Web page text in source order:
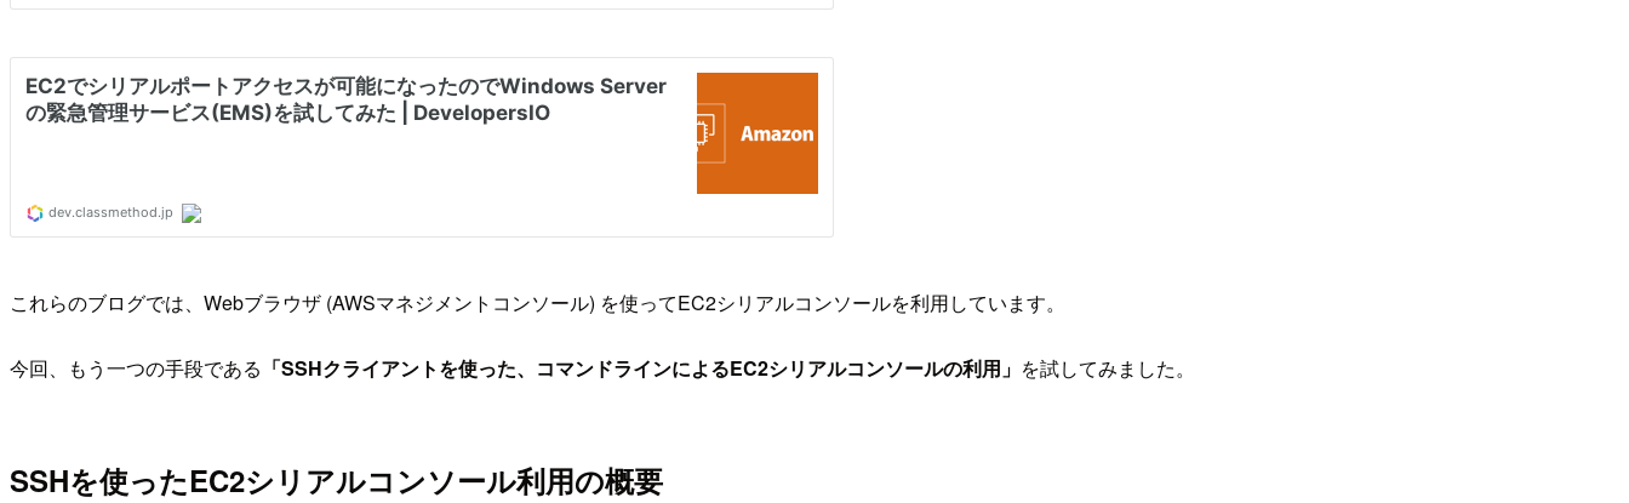
これらのブログでは、Webブラウザ (AWSマネジメントコンソール) を使ってEC2シリアルコンソールを利用しています。
今回、もう一つの手段である 「SSHクライアントを使った、コマンドラインによるEC2シリアルコンソールの利用」 を試してみました。
SSHを使ったEC2シリアルコンソール利用の概要